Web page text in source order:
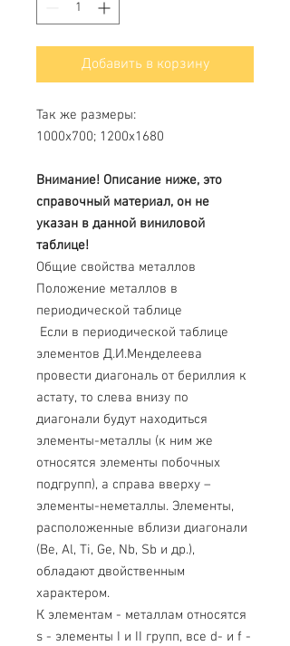
Добавить в корзину
Так же размеры:
1000х700; 1200х1680
Внимание! Описание ниже, это
справочный материал, он не
указан в данной виниловой
таблице!
Общие свойства металлов
Положение металлов в
периодической таблице
Если в периодической таблице
элементов Д.И.Менделеева
провести диагональ от бериллия к
астату, то слева внизу по
диагонали будут находиться
элементы-металлы (к ним же
относятся элементы побочных
подгрупп), а справа вверху –
элементы-неметаллы. Элементы,
расположенные вблизи диагонали
(Be, Al, Ti, Ge, Nb, Sb и др.),
обладают двойственным
характером.
К элементам - металлам относятся
s - элементы I и II групп, все d- и f -